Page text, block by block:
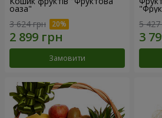
оаза"
3 624 грн
Замовити
5 427